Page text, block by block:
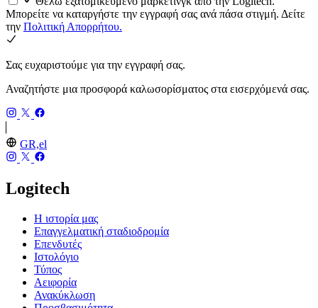
Μπορείτε να καταργήστε την εγγραφή σας ανά πάσα στιγμή. Δείτε
την Πολιτική Απορρήτου.
Σας ευχαριστούμε για την εγγραφή σας.
Αναζητήστε μια προσφορά καλωσορίσματος στα εισερχόμενά σας.
GR,el
Logitech
Η ιστορία μας
Επαγγελματική σταδιοδρομία
Επενδυτές
Ιστολόγιο
Τύπος
Αειφορία
Ανακύκλωση